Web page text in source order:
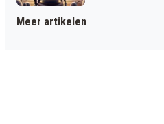
Meer artikelen